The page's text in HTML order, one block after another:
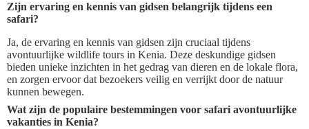
Zijn ervaring en kennis van gidsen belangrijk tijdens een
safari?
Ja, de ervaring en kennis van gidsen zijn cruciaal tijdens
avontuurlijke wildlife tours in Kenia. Deze deskundige gidsen
bieden unieke inzichten in het gedrag van dieren en de lokale flora,
en zorgen ervoor dat bezoekers veilig en verrijkt door de natuur
kunnen bewegen.
Wat zijn de populaire bestemmingen voor safari avontuurlijke
vakanties in Kenia?